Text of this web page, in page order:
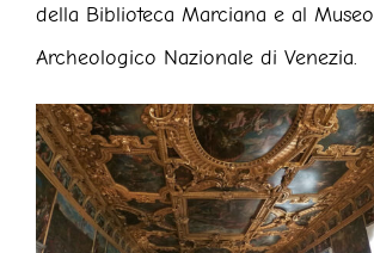
della Biblioteca Marciana e al Museo
Archeologico Nazionale di Venezia.